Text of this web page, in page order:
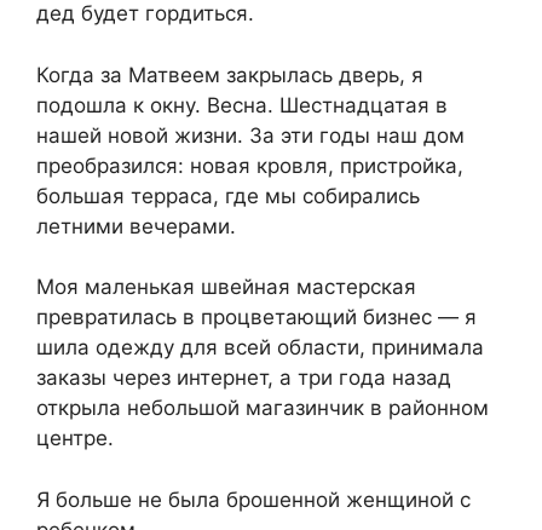
дед будет гордиться.
Когда за Матвеем закрылась дверь, я
подошла к окну. Весна. Шестнадцатая в
нашей новой жизни. За эти годы наш дом
преобразился: новая кровля, пристройка,
большая терраса, где мы собирались
летними вечерами.
Моя маленькая швейная мастерская
превратилась в процветающий бизнес — я
шила одежду для всей области, принимала
заказы через интернет, а три года назад
открыла небольшой магазинчик в районном
центре.
Я больше не была брошенной женщиной с